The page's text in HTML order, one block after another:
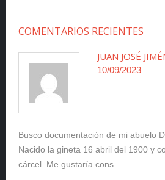
COMENTARIOS RECIENTES
JUAN JOSÉ
10/09/2023
Busco documentación de mi abuelo
Nacido la gineta 16 abril del 1900 y
cárcel. Me gustaría cons...